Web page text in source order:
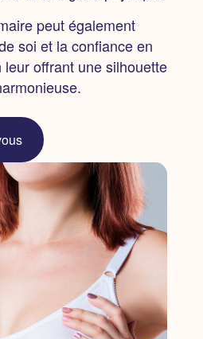
peut également
soi et la confiance en
offrant une silhouette